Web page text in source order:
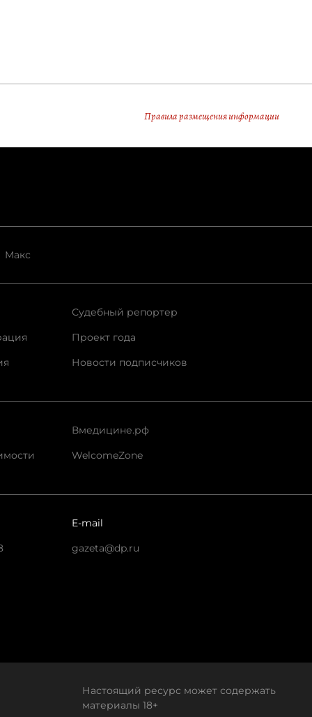
Правила размещения информации
Макс
Судебный репортер
Проект года
Новости подписчиков
Вмедицине.рф
WelcomeZone
E-mail
gazeta@dp.ru
Настоящий ресурс может содержать
материалы 18+